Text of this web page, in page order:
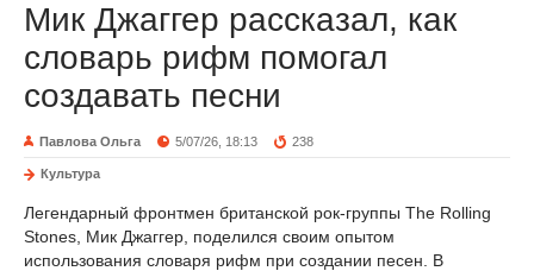
Мик Джаггер рассказал, как
словарь рифм помогал
создавать песни
Павлова Ольга 5/07/26, 18:13 238
Культура
Легендарный фронтмен британской рок-группы The Rolling
Stones, Мик Джаггер, поделился своим опытом
использования словаря рифм при создании песен. В